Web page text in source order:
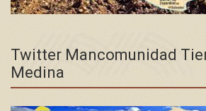
Twitter Mancomunidad
Medina